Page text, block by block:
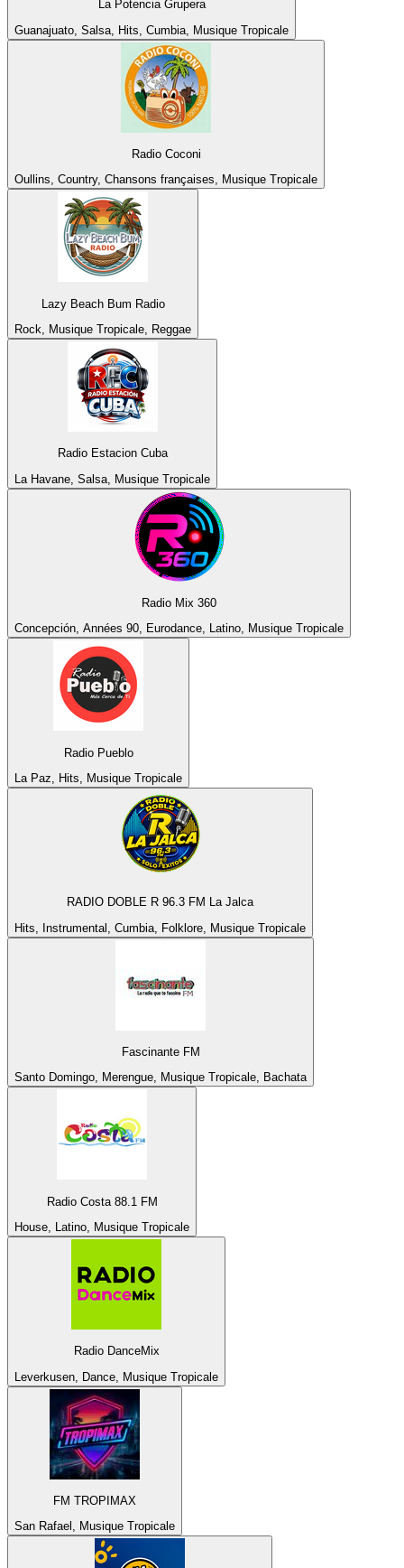
La Potencia Grupera
Guanajuato, Salsa, Hits, Cumbia, Musique Tropicale
Radio Coconi
Oullins, Country, Chansons françaises, Musique Tropicale
Lazy Beach Bum Radio
Rock, Musique Tropicale, Reggae
Radio Estacion Cuba
La Havane, Salsa, Musique Tropicale
Radio Mix 360
Concepción, Années 90, Eurodance, Latino, Musique Tropicale
Radio Pueblo
La Paz, Hits, Musique Tropicale
RADIO DOBLE R 96.3 FM La Jalca
Hits, Instrumental, Cumbia, Folklore, Musique Tropicale
Fascinante FM
Santo Domingo, Merengue, Musique Tropicale, Bachata
Radio Costa 88.1 FM
House, Latino, Musique Tropicale
Radio DanceMix
Leverkusen, Dance, Musique Tropicale
FM TROPIMAX
San Rafael, Musique Tropicale